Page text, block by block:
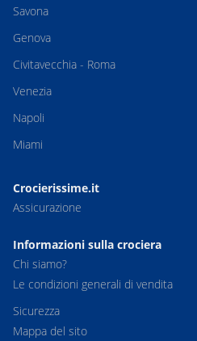
Savona
Genova
Civitavecchia - Roma
Venezia
Napoli
Miami
Crocierissime.it
Assicurazione
Informazioni sulla crociera
Chi siamo?
Le condizioni generali di vendita
Sicurezza
Mappa del sito